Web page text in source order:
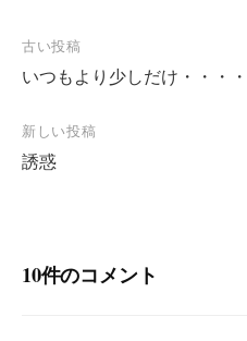
投
稿
ナ
ビ
ョ
古い投稿
いつもより少しだけ・・・・
新しい投稿
誘惑
10件のコメント